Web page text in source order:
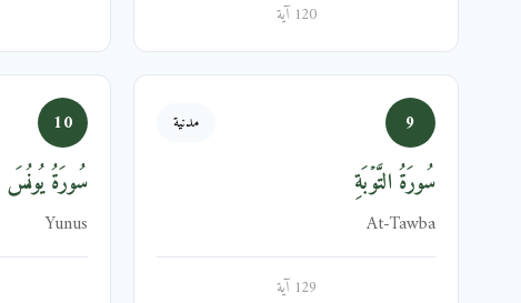
120 آية
9 مدنية
سُورَةُ التَّوۡبَةِ
At-Tawba
129 آية
10
سُورَةُ يُونُسَ
Yunus